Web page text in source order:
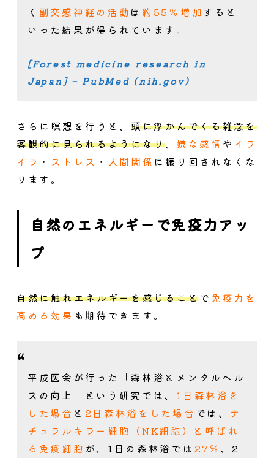
く 副交感神経の活動 は 約55％増加 すると
いった結果が得られています。
[Forest medicine research in
Japan] – PubMed (nih.gov)
さらに瞑想を行うと、 頭に浮かんでくる雑念を
客観的に見られるようになり、 嫌な感情 や イラ
イラ ・ ストレス ・ 人間関係 に振り回されなくな
ります。
自然のエネルギーで免疫力アッ
プ
自然に触れエネルギーを感じることで 免疫力を
高める効果 も期待できます。
平成医会が行った「森林浴とメンタルヘル
スの向上」という研究では、 1日森林浴を
した場合 と 2日森林浴をした場合 では、
ナ
チュラルキラー細胞（NK細胞）と呼ばれ
る免疫細胞 が、1日の森林浴では 27％ 、2